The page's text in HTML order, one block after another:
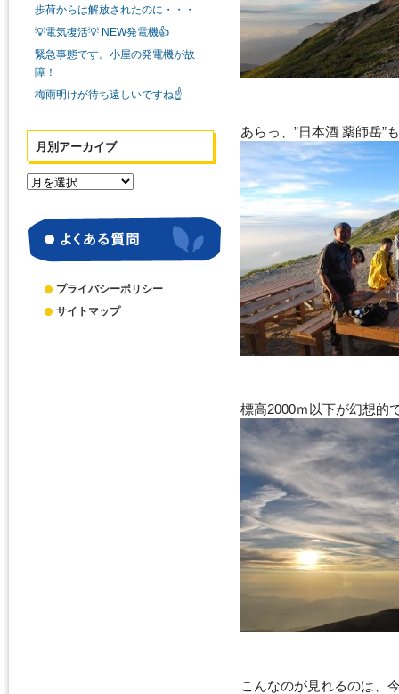
あらっ、”日本酒 薬師岳”
標高2000ｍ以下が幻想的
こんなのが見れるのは、
歩荷からは解放されたのに・・・
💡電気復活💡 NEW発電機👍
緊急事態です。小屋の発電機が故
障！
梅雨明けが待ち遠しいですね☝️
月別アーカイブ
月
ー
カ
プライバシーポリシー
サイトマップ